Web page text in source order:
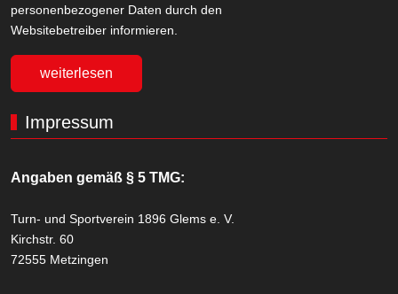
personenbezogener Daten durch den
Websitebetreiber informieren.
weiterlesen
Impressum
Angaben gemäß § 5 TMG:
Turn- und Sportverein 1896 Glems e. V.
Kirchstr. 60
72555 Metzingen